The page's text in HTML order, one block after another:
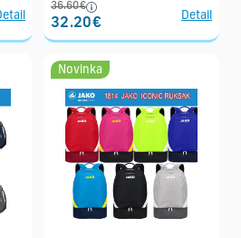
36.60€
32.20€
Detail
Novinka